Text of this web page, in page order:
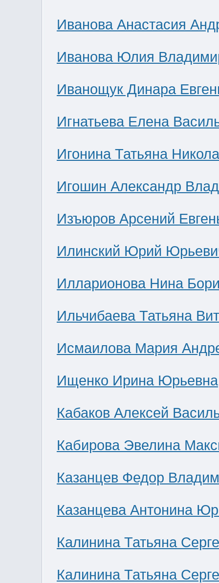
Иванова Анастасия
Иванова Юлия
Иванощук Динара
Игнатьева Елена
Игонина Татьяна
Игошин Александр
Изъюров Арсений
Илинский Юрий
Илларионова Нина
Ильчибаева Татьяна
Исмаилова Мария
Ищенко Ирина Юрьевна
Кабаков Алексей
Кабирова Эвелина
Казанцев Федор
Казанцева Антонина
Калинина Татьяна
Калинина Татьяна